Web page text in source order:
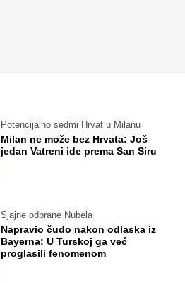
Potencijalno sedmi Hrvat u Milanu
Milan ne može bez Hrvata: Još
jedan Vatreni ide prema San Siru
Sjajne odbrane Nubela
Napravio čudo nakon odlaska iz
Bayerna: U Turskoj ga već
proglasili fenomenom